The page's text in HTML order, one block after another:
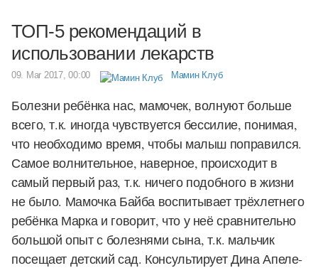
ТОП-5 рекомендаций в
использовании лекарств
09. Mar 2017, 00:00 Мамин Клуб
Болезни ребёнка нас, мамочек, волнуют больше
всего, т.к. иногда чувствуется бессилие, понимая,
что необходимо время, чтобы малыш поправился.
Самое волнительное, наверное, происходит в
самый первый раз, т.к. ничего подобного в жизни
не было. Мамочка Байба воспитывает трёхлетнего
ребёнка Марка и говорит, что у неё сравнительно
большой опыт с болезнями сына, т.к. мальчик
посещает детский сад. Консультирует Дина Апеле-